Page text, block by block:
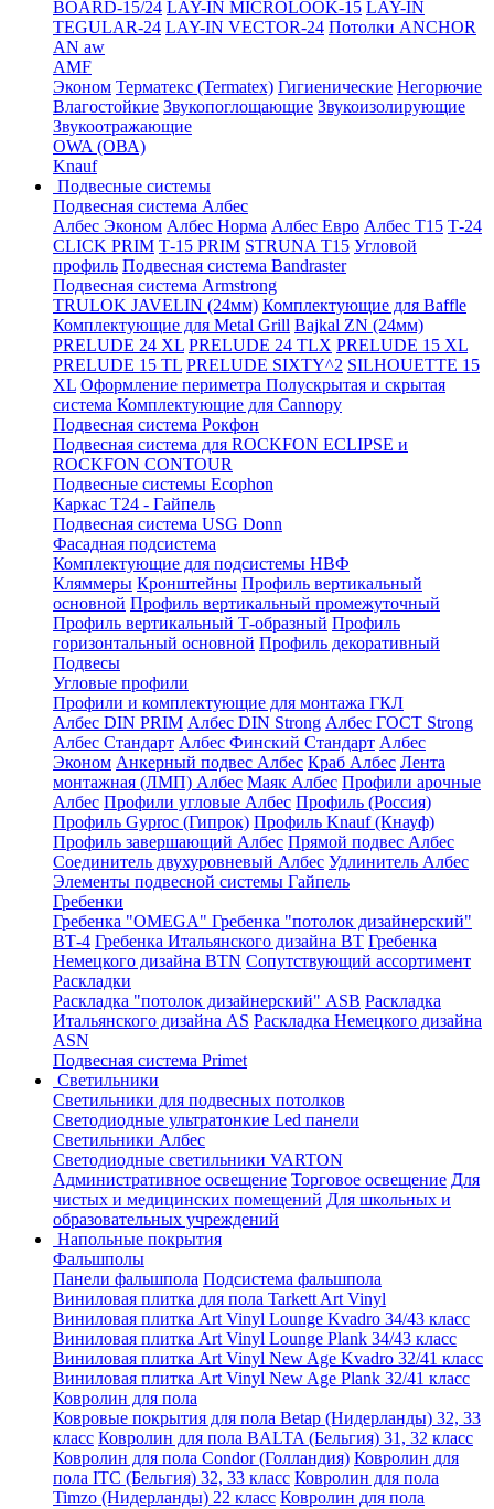
BOARD-15/24 LAY-IN MICROLOOK-15 LAY-IN
TEGULAR-24 LAY-IN VECTOR-24 Потолки ANCHOR
AN aw
AMF
Эконом Терматекс (Termatex) Гигиенические Негорючие
Влагостойкие Звукопоглощающие Звукоизолирующие
Звукоотражающие
OWA (ОВА)
Knauf
Подвесные системы
Подвесная система Албес
Албес Эконом Албес Норма Албес Евро Албес T15 Т-24
CLICK PRIM Т-15 PRIM STRUNA Т15 Угловой
профиль Подвесная система Bandraster
Подвесная система Armstrong
TRULOK JAVELIN (24мм) Комплектующие для Baffle
Комплектующие для Metal Grill Bajkal ZN (24мм)
PRELUDE 24 XL PRELUDE 24 TLX PRELUDE 15 XL
PRELUDE 15 TL PRELUDE SIXTY^2 SILHOUETTE 15
XL Оформление периметра Полускрытая и скрытая
система Комплектующие для Cannopy
Подвесная система Рокфон
Подвесная система для ROCKFON ECLIPSE и
ROCKFON CONTOUR
Подвесные системы Ecophon
Каркас Т24 - Гайпель
Подвесная система USG Donn
Фасадная подсистема
Комплектующие для подсистемы НВФ
Кляммеры Кронштейны Профиль вертикальный
основной Профиль вертикальный промежуточный
Профиль вертикальный Т-образный Профиль
горизонтальный основной Профиль декоративный
Подвесы
Угловые профили
Профили и комплектующие для монтажа ГКЛ
Албес DIN PRIM Албес DIN Strong Албес ГОСТ Strong
Албес Стандарт Албес Финский Стандарт Албес
Эконом Анкерный подвес Албес Краб Албес Лента
монтажная (ЛМП) Албес Маяк Албес Профили арочные
Албес Профили угловые Албес Профиль (Россия)
Профиль Gyproc (Гипрок) Профиль Knauf (Кнауф)
Профиль завершающий Албес Прямой подвес Албес
Соединитель двухуровневый Албес Удлинитель Албес
Элементы подвесной системы Гайпель
Гребенки
Гребенка "OMEGA" Гребенка "потолок дизайнерский"
ВТ-4 Гребенка Итальянского дизайна BT Гребенка
Немецкого дизайна ВТN Сопутствующий ассортимент
Раскладки
Раскладка "потолок дизайнерский" ASB Раскладка
Итальянского дизайна AS Раскладка Немецкого дизайна
АSN
Подвесная система Primet
Светильники
Светильники для подвесных потолков
Светодиодные ультратонкие Led панели
Светильники Албес
Светодиодные светильники VARTON
Административное освещение Торговое освещение Для
чистых и медицинских помещений Для школьных и
образовательных учреждений
Напольные покрытия
Фальшполы
Панели фальшпола Подсистема фальшпола
Виниловая плитка для пола Tarkett Art Vinyl
Виниловая плитка Art Vinyl Lounge Kvadro 34/43 класс
Виниловая плитка Art Vinyl Lounge Plank 34/43 класс
Виниловая плитка Art Vinyl New Age Kvadro 32/41 класс
Виниловая плитка Art Vinyl New Age Plank 32/41 класс
Ковролин для пола
Ковровые покрытия для пола Betap (Нидерланды) 32, 33
класс Ковролин для пола BALTA (Бельгия) 31, 32 класс
Ковролин для пола Condor (Голландия) Ковролин для
пола ITC (Бельгия) 32, 33 класс Ковролин для пола
Timzo (Нидерланды) 22 класс Ковролин для пола